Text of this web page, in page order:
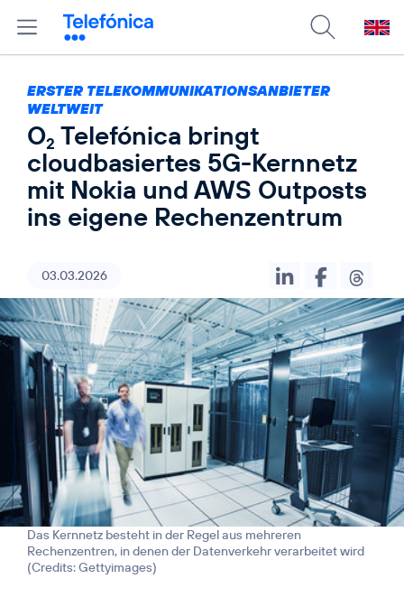
ERSTER TELEKOMMUNIKATIONSANBIETER
WELTWEIT
O2 Telefónica bringt
cloudbasiertes 5G-Kernnetz
mit Nokia und AWS Outposts
ins eigene Rechenzentrum
03.03.2026
Das Kernnetz besteht in der Regel aus mehreren
Rechenzentren, in denen der Datenverkehr verarbeitet wird
(Credits: Gettyimages)